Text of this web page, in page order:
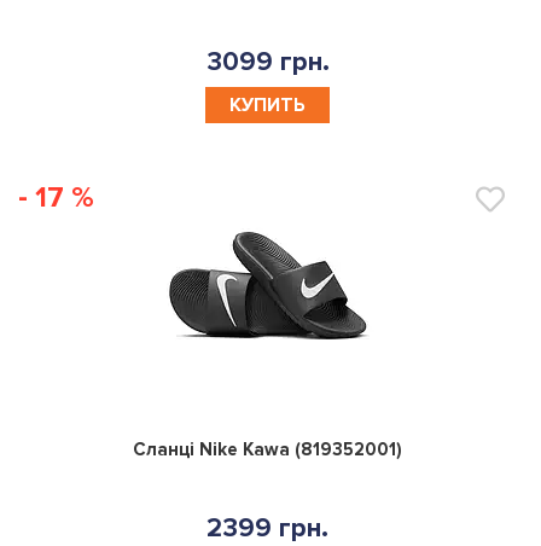
3099 грн.
КУПИТЬ
- 17 %
0
Сланці Nike Kawa (819352001)
2399 грн.